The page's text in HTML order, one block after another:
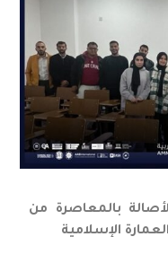
بالمعاصرة من
الإسلامية